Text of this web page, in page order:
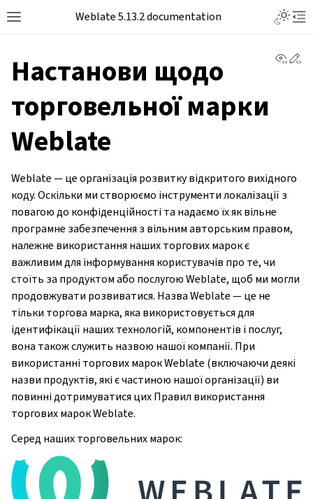
Toggle site navigation sidebar
Weblate 5.13.2 documentation
Настанови щодо
торговельної марки
Weblate
Weblate — це організація розвитку відкритого вихідного
коду. Оскільки ми створюємо інструменти локалізації з
повагою до конфіденційності та надаємо їх як вільне
програмне забезпечення з вільним авторським правом,
належне використання наших торгових марок є
важливим для інформування користувачів про те, чи
стоїть за продуктом або послугою Weblate, щоб ми могли
продовжувати розвиватися. Назва Weblate — це не
тільки торгова марка, яка використовується для
ідентифікації наших технологій, компонентів і послуг,
вона також служить назвою нашої компанії. При
використанні торгових марок Weblate (включаючи деякі
назви продуктів, які є частиною нашої організації) ви
повинні дотримуватися цих Правил використання
торгових марок Weblate.
Серед наших торговельних марок: